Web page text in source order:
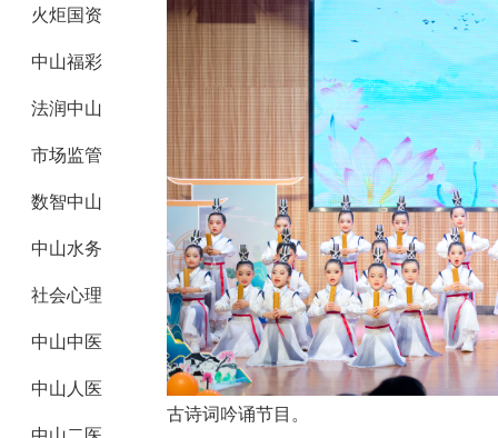
火炬国资
中山福彩
法润中山
市场监管
数智中山
中山水务
社会心理
中山中医
中山人医
古诗词吟诵节目。